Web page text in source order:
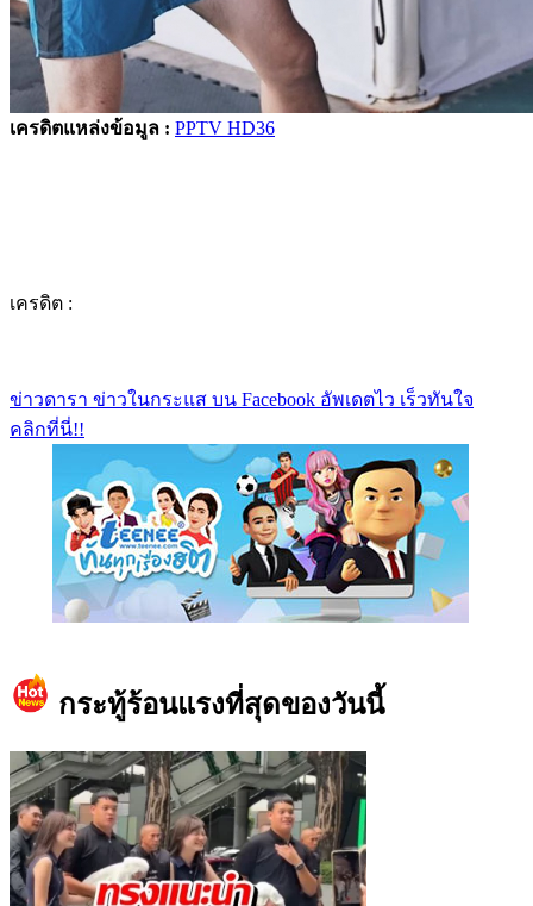
เครดิตแหล่งข้อมูล : PPTV HD36
เครดิต :
ข่าวดารา ข่าวในกระแส บน Facebook อัพเดตไว เร็วทันใจ
คลิกที่นี่!!
กระทู้ร้อนแรงที่สุดของวันนี้